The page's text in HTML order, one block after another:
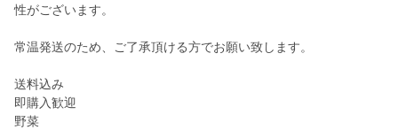
性がございます。
常温発送のため、ご了承頂ける方でお願い致します。
送料込み
即購入歓迎
野菜